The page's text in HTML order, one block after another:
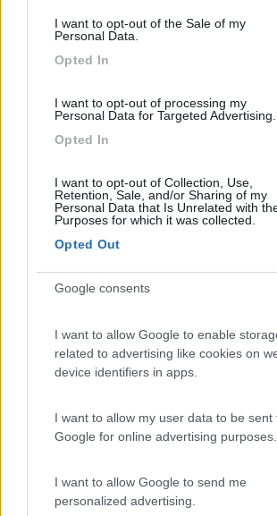
I want to opt-out of the Sale of my
Personal Data.
Opted In
I want to opt-out of processing my
Personal Data for Targeted Advertising.
Opted In
I want to opt-out of Collection, Use,
Retention, Sale, and/or Sharing of my
Personal Data that Is Unrelated with
Purposes for which it was collected.
Opted Out
Google consents
I want to allow Google to enable
related to advertising like cookies on
device identifiers in apps.
I want to allow my user data to be sent
Google for online advertising purposes.
I want to allow Google to send me
personalized advertising.
scusa ma non puoi chiederlo a tuo cognato?!?
Inserito il23/03/2018 alle:13:38:11
...appunto: il cognato lo misura e Ti dice...
T i t a n
-